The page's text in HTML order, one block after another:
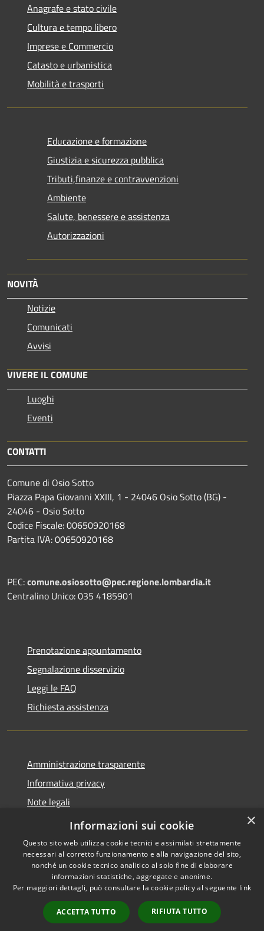
Anagrafe e stato civile
Cultura e tempo libero
Imprese e Commercio
Catasto e urbanistica
Mobilità e trasporti
Educazione e formazione
Giustizia e sicurezza pubblica
Tributi,finanze e contravvenzioni
Ambiente
Salute, benessere e assistenza
Autorizzazioni
NOVITÀ
Notizie
Comunicati
Avvisi
VIVERE IL COMUNE
Luoghi
Eventi
CONTATTI
Comune di Osio Sotto
Piazza Papa Giovanni XXIII, 1 - 24046 Osio Sotto (BG) -
24046 - Osio Sotto
Codice Fiscale: 00650920168
Partita IVA: 00650920168
PEC:comune.osiosotto@pec.regione.lombardia.it
Centralino Unico: 035 4185901
Prenotazione appuntamento
Segnalazione disservizio
Leggi le FAQ
Richiesta assistenza
Amministrazione trasparente
Informativa privacy
Note legali
Dichiarazione di accessibilità 2025
Accessibilità
Copyright © 2026 • Comune di
Osio Sotto • Powered by
Municipium•
Accesso
redazione
×
Informazioni sui cookie
Questo sito web utilizza cookie tecnici e assimilati strettamente
necessari al corretto funzionamento e alla navigazione del sito,
nonché un cookie tecnico analitico al solo fine di elaborare
informazioni statistiche, aggregate e anonime.
Per maggiori dettagli, può consultare la cookie policy al seguente link
ACCETTA TUTTO RIFIUTA TUTTO